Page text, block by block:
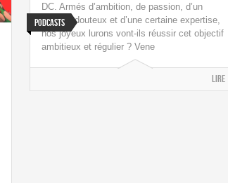
Podcasts
DC. Armés d’ambition, de passion, d’un
humour douteux et d’une certaine expertise,
nos joyeux lurons vont-ils réussir cet objectif
ambitieux et régulier ? Vene
Lire